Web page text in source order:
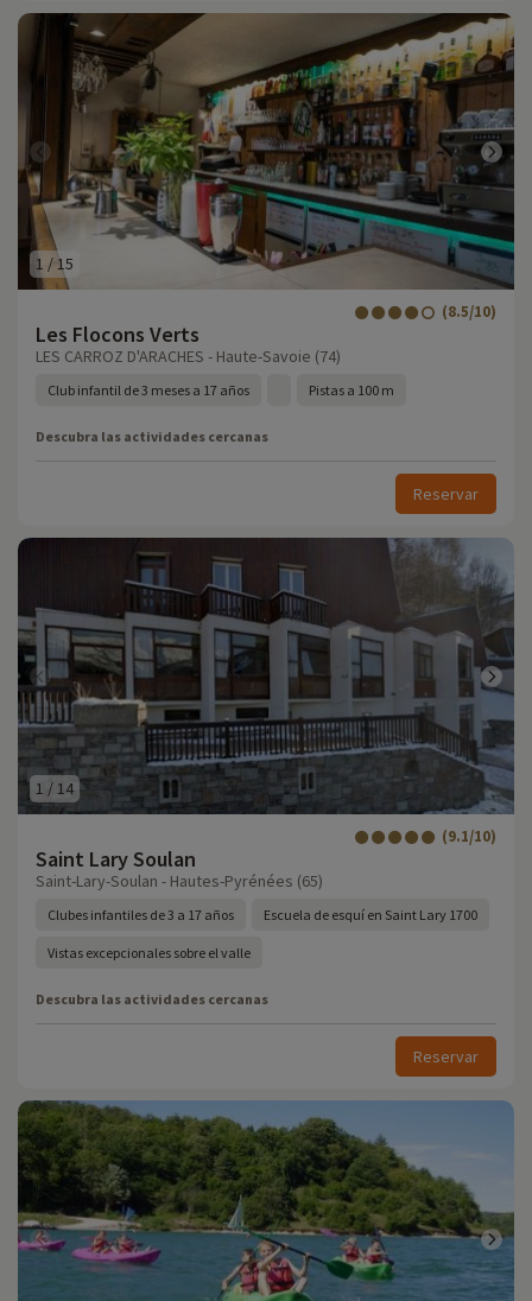
1 / 15
Les Flocons Verts
(8.5/10)
LES CARROZ D'ARACHES - Haute-Savoie (74)
Club infantil de 3 meses a 17 años Pistas a 100 m
Descubra las actividades cercanas
Reservar
1 / 14
Saint Lary Soulan
(9.1/10)
Saint-Lary-Soulan - Hautes-Pyrénées (65)
Clubes infantiles de 3 a 17 años Escuela de esquí en Saint Lary 1700
Vistas excepcionales sobre el valle
Descubra las actividades cercanas
Reservar